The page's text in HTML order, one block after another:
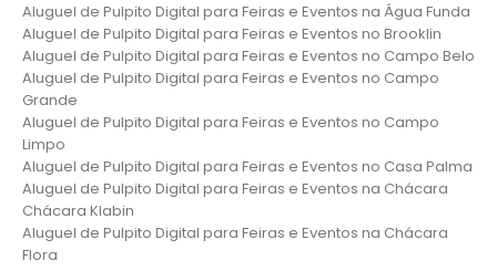
Aluguel de Pulpito Digital para Feiras e Eventos na Água Funda
Aluguel de Pulpito Digital para Feiras e Eventos no Brooklin
Aluguel de Pulpito Digital para Feiras e Eventos no Campo Belo
Aluguel de Pulpito Digital para Feiras e Eventos no Campo
Grande
Aluguel de Pulpito Digital para Feiras e Eventos no Campo
Limpo
Aluguel de Pulpito Digital para Feiras e Eventos no Casa Palma
Aluguel de Pulpito Digital para Feiras e Eventos na Chácara
Chácara Klabin
Aluguel de Pulpito Digital para Feiras e Eventos na Chácara
Flora